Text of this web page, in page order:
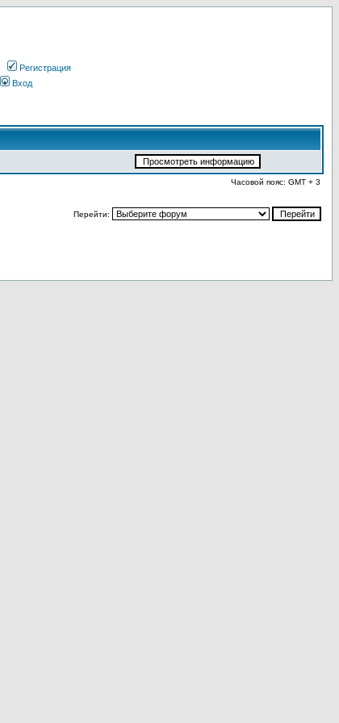
Регистрация
Вход
Часовой пояс: GMT + 3
Перейти: